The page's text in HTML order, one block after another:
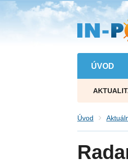
Přejít
na
hlavní
obsah
ÚVOD
Úvod